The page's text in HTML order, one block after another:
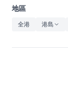
音樂
地區
全港 港島